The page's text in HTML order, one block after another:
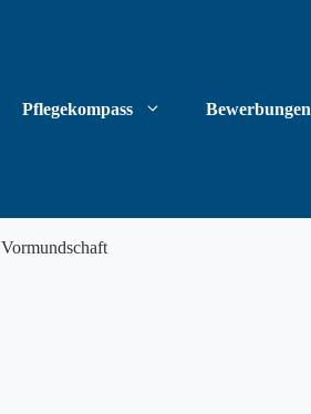
Pflegekompass Bewerbungen
Vormundschaft